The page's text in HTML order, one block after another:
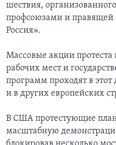
шествия,
профсоюзами и правящей
Россия».
Массовые акции
рабочих мест и
программ проходят в
и в других европейских
В США протестующие
масштабную